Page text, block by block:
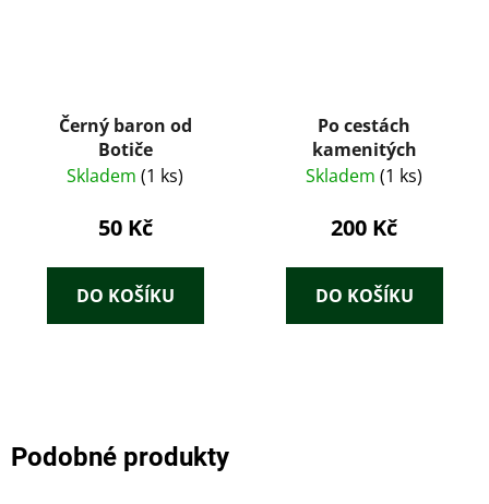
Černý baron od
Botiče
Skladem (1 ks)
50 Kč
DO KOŠÍKU
Po cestách
kamenitých
Skladem (1 ks)
200 Kč
DO KOŠÍKU
Podobné produkty